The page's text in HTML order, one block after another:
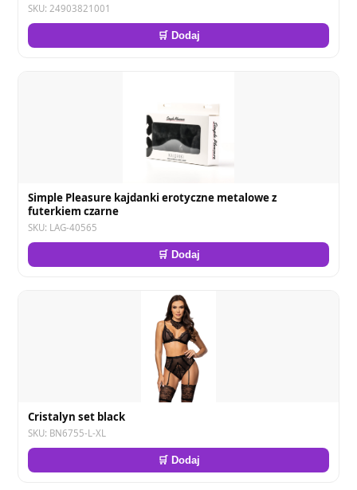
SKU: 24903821001
🛒 Dodaj
Simple Pleasure kajdanki erotyczne metalowe z
futerkiem czarne
SKU: LAG-40565
🛒 Dodaj
Cristalyn set black
SKU: BN6755-L-XL
🛒 Dodaj